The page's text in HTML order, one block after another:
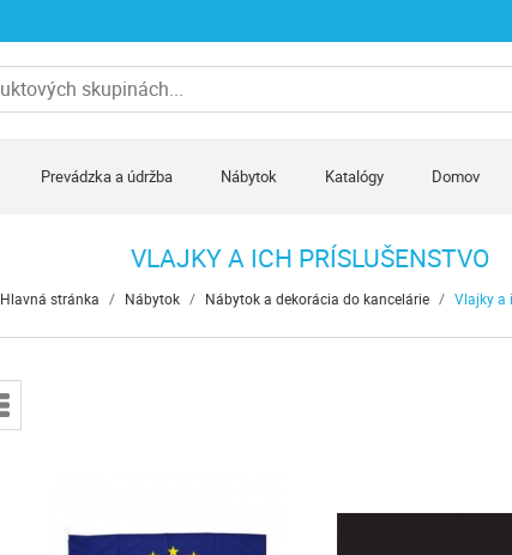
Prevádzka a údržba Nábytok Katalógy Domov
VLAJKY A ICH PRÍSLUŠENSTVO
Hlavná stránka / Nábytok / Nábytok a dekorácia do kancelárie / Vlajky a